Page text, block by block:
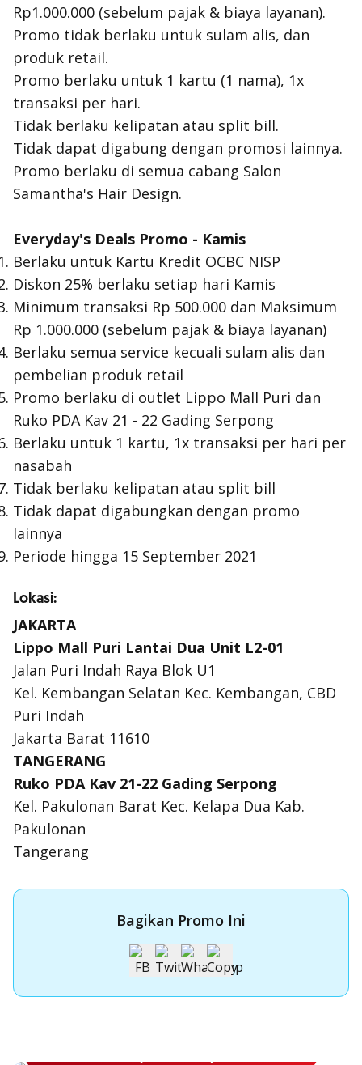
Rp1.000.000 (sebelum pajak & biaya layanan).
Promo tidak berlaku untuk sulam alis, dan
produk retail.
Promo berlaku untuk 1 kartu (1 nama), 1x
transaksi per hari.
Tidak berlaku kelipatan atau split bill.
Tidak dapat digabung dengan promosi lainnya.
Promo berlaku di semua cabang Salon
Samantha's Hair Design.
Everyday's Deals Promo - Kamis
Berlaku untuk Kartu Kredit OCBC NISP
Diskon 25% berlaku setiap hari Kamis
Minimum transaksi Rp 500.000 dan Maksimum
Rp 1.000.000 (sebelum pajak & biaya layanan)
Berlaku semua service kecuali sulam alis dan
pembelian produk retail
Promo berlaku di outlet Lippo Mall Puri dan
Ruko PDA Kav 21 - 22 Gading Serpong
Berlaku untuk 1 kartu, 1x transaksi per hari per
nasabah
Tidak berlaku kelipatan atau split bill
Tidak dapat digabungkan dengan promo
lainnya
Periode hingga 15 September 2021
Lokasi:
JAKARTA
Lippo Mall Puri Lantai Dua Unit L2-01
Jalan Puri Indah Raya Blok U1
Kel. Kembangan Selatan Kec. Kembangan, CBD
Puri Indah
Jakarta Barat 11610
TANGERANG
Ruko PDA Kav 21-22 Gading Serpong
Kel. Pakulonan Barat Kec. Kelapa Dua Kab.
Pakulonan
Tangerang
Bagikan Promo Ini
Apply Kartu Kredit OCBC NISP